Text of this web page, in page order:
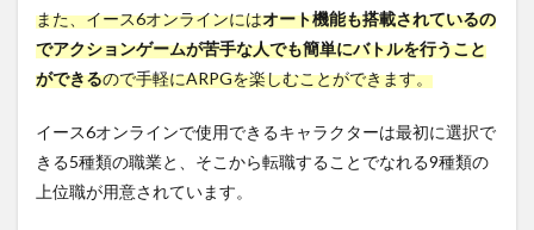
素を
追加
アク
ン
RPG
3
また、イース6オンラインにはオート機能も搭載されているの
でアクションゲームが苦手な人でも簡単にバトルを行うこと
ができるので手軽にARPGを楽しむことができます。
イース6オンラインで使用できるキャラクターは最初に選択で
きる5種類の職業と、そこから転職することでなれる9種類の
上位職が用意されています。